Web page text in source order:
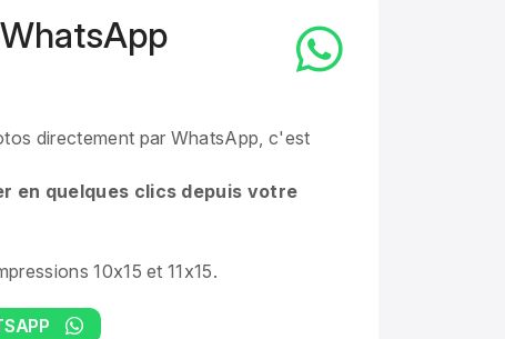
directement par WhatsApp, c'est
en quelques clics depuis votre
10x15 et 11x15.